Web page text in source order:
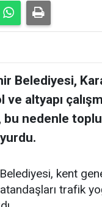
Belediyesi,
altyapı
bu nedenle
kent
trafik